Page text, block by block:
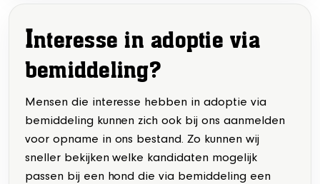
Interesse in adoptie via
bemiddeling?
Mensen die interesse hebben in adoptie via
bemiddeling kunnen zich ook bij ons aanmelden
voor opname in ons bestand. Zo kunnen wij
sneller bekijken welke kandidaten mogelijk
passen bij een hond die via bemiddeling een